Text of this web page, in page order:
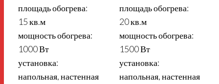
площадь обогрева:
15 кв.м
мощность обогрева:
1000 Вт
установка:
напольная, настенная
площадь обогрева:
20 кв.м
мощность обогрева:
1500 Вт
установка:
напольная, настенная